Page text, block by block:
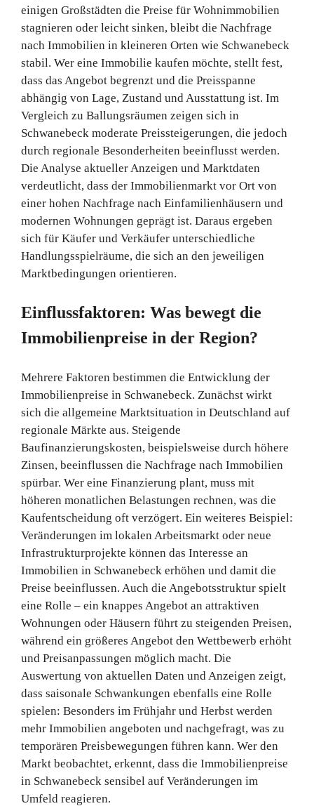
einigen Großstädten die Preise für Wohnimmobilien
stagnieren oder leicht sinken, bleibt die Nachfrage
nach Immobilien in kleineren Orten wie Schwanebeck
stabil. Wer eine Immobilie kaufen möchte, stellt fest,
dass das Angebot begrenzt und die Preisspanne
abhängig von Lage, Zustand und Ausstattung ist. Im
Vergleich zu Ballungsräumen zeigen sich in
Schwanebeck moderate Preissteigerungen, die jedoch
durch regionale Besonderheiten beeinflusst werden.
Die Analyse aktueller Anzeigen und Marktdaten
verdeutlicht, dass der Immobilienmarkt vor Ort von
einer hohen Nachfrage nach Einfamilienhäusern und
modernen Wohnungen geprägt ist. Daraus ergeben
sich für Käufer und Verkäufer unterschiedliche
Handlungsspielräume, die sich an den jeweiligen
Marktbedingungen orientieren.
Einflussfaktoren: Was bewegt die
Immobilienpreise in der Region?
Mehrere Faktoren bestimmen die Entwicklung der
Immobilienpreise in Schwanebeck. Zunächst wirkt
sich die allgemeine Marktsituation in Deutschland auf
regionale Märkte aus. Steigende
Baufinanzierungskosten, beispielsweise durch höhere
Zinsen, beeinflussen die Nachfrage nach Immobilien
spürbar. Wer eine Finanzierung plant, muss mit
höheren monatlichen Belastungen rechnen, was die
Kaufentscheidung oft verzögert. Ein weiteres Beispiel:
Veränderungen im lokalen Arbeitsmarkt oder neue
Infrastrukturprojekte können das Interesse an
Immobilien in Schwanebeck erhöhen und damit die
Preise beeinflussen. Auch die Angebotsstruktur spielt
eine Rolle – ein knappes Angebot an attraktiven
Wohnungen oder Häusern führt zu steigenden Preisen,
während ein größeres Angebot den Wettbewerb erhöht
und Preisanpassungen möglich macht. Die
Auswertung von aktuellen Daten und Anzeigen zeigt,
dass saisonale Schwankungen ebenfalls eine Rolle
spielen: Besonders im Frühjahr und Herbst werden
mehr Immobilien angeboten und nachgefragt, was zu
temporären Preisbewegungen führen kann. Wer den
Markt beobachtet, erkennt, dass die Immobilienpreise
in Schwanebeck sensibel auf Veränderungen im
Umfeld reagieren.